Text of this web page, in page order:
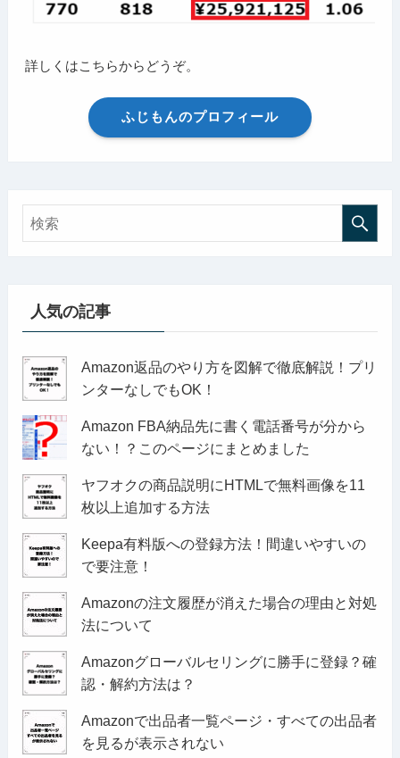
詳しくはこちらからどうぞ。
ふじもんのプロフィール
人気の記事
Amazon返品のやり方を図解で徹底解説！プリ
ンターなしでもOK！
Amazon FBA納品先に書く電話番号が分から
ない！？このページにまとめました
ヤフオクの商品説明にHTMLで無料画像を11
枚以上追加する方法
Keepa有料版への登録方法！間違いやすいの
で要注意！
Amazonの注文履歴が消えた場合の理由と対処
法について
Amazonグローバルセリングに勝手に登録？確
認・解約方法は？
Amazonで出品者一覧ページ・すべての出品者
を見るが表示されない